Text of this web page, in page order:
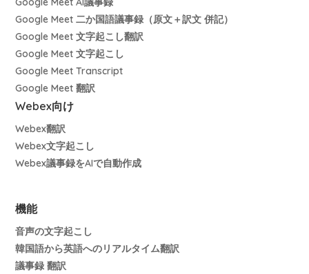
Google Meet 二か国語議事録（原文＋訳文 併記）
Google Meet 文字起こし翻訳
Google Meet 文字起こし
Google Meet Transcript
Google Meet 翻訳
Webex向け
Webex翻訳
Webex文字起こし
Webex議事録をAIで自動作成
機能
音声の文字起こし
韓国語から英語へのリアルタイム翻訳
議事録 翻訳